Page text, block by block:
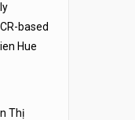
based
Hue
Thị